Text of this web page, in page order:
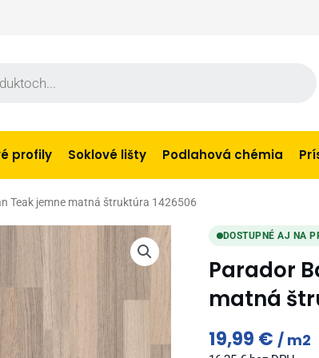
profily Soklové lišty Podlahová chémia
Teak jemne matná štruktúra 1426506
DOSTUPNÉ AJ NA
Parador
matná
19,99 € m2